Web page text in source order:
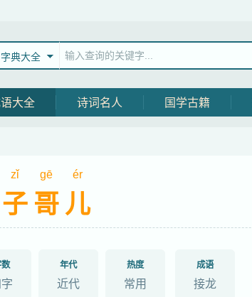
字典大全
大全 诗词名人 国学古籍
zǐ gē ér
哥儿
年代
近代
热度
常用
成语
接龙